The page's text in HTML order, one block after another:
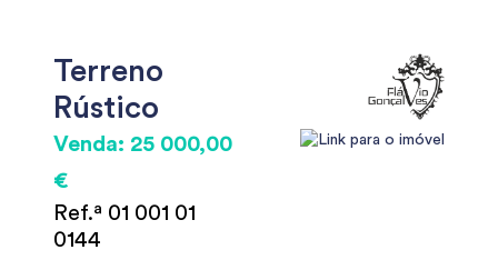
Terreno
Rústico
Venda: 25 000,00
€
Ref.ª 01 001 01
0144